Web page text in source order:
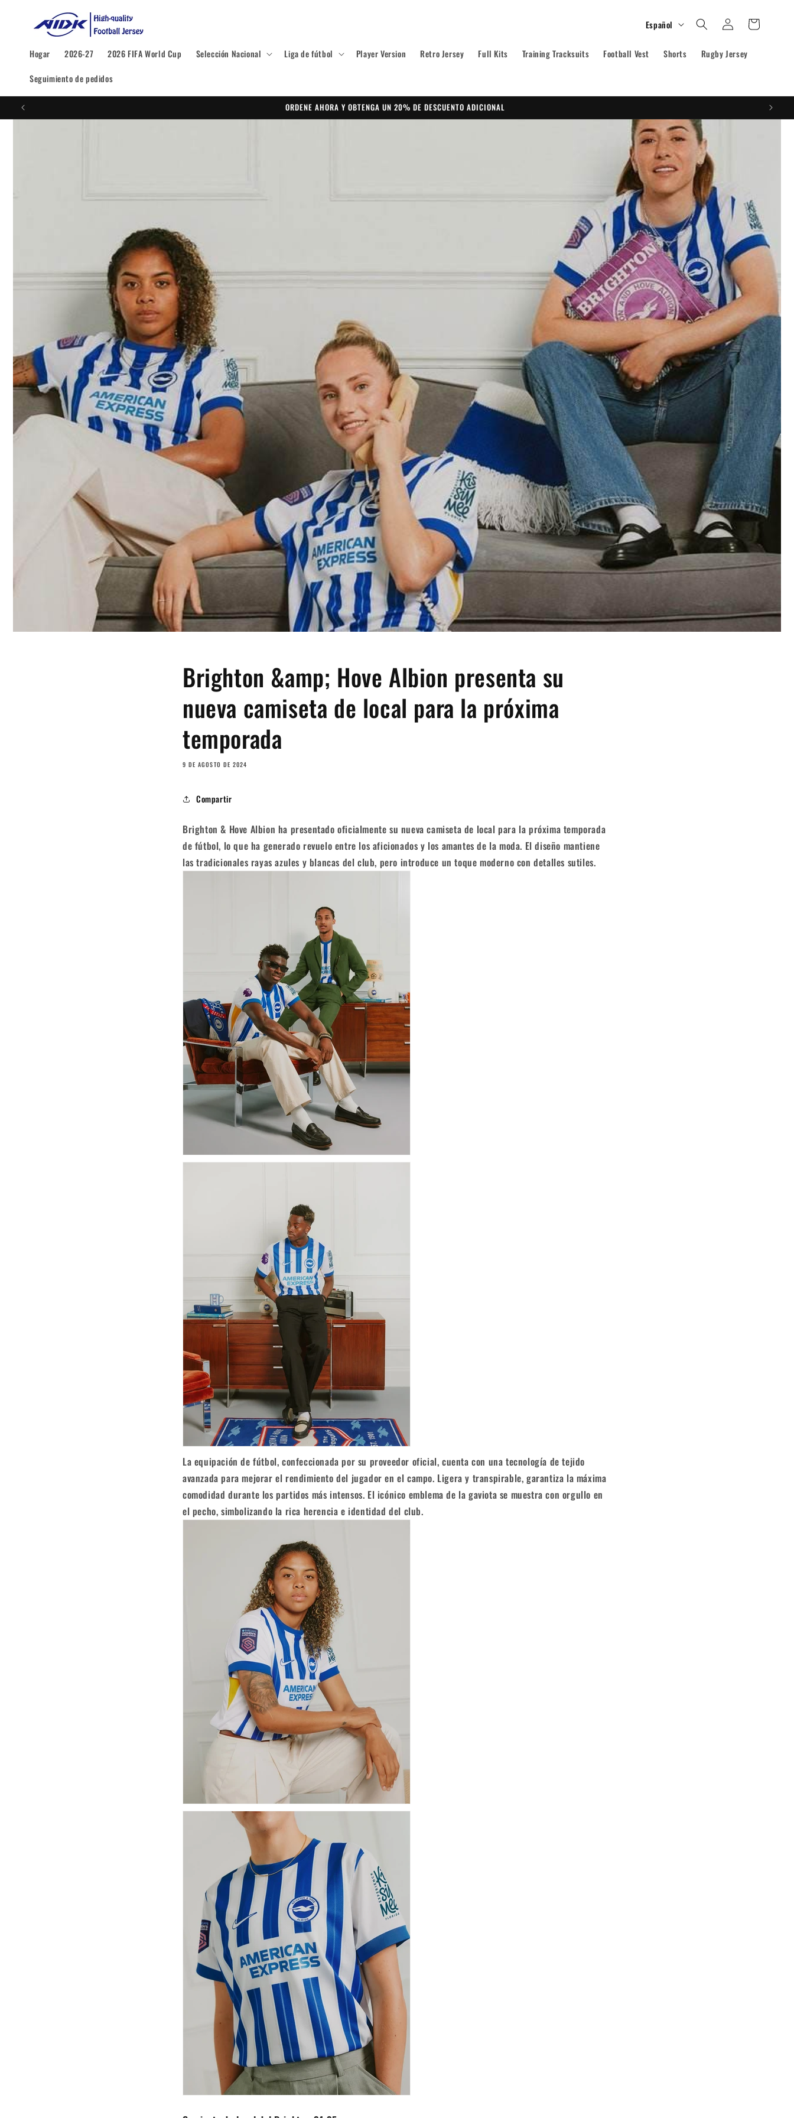
directamente
al contenido
Hogar 2026-27 2026 FIFA World Cup Selección Nacional Liga de fútbol Player Version Retro Jersey Full Kits Training Tracksuits Football Vest Shorts
Rugby Jersey
Seguimiento de pedidos
i
m
Español
Iniciar
sesión
Carrito
ORDENE AHORA Y OBTENGA UN 20% DE DESCUENTO ADICIONAL
Brighton &amp; Hove Albion presenta su
nueva camiseta de local para la próxima
temporada
9 DE AGOSTO DE 2024
Compartir
Brighton & Hove Albion ha presentado oficialmente su nueva camiseta de local para la próxima temporada
de fútbol, ​​lo que ha generado revuelo entre los aficionados y los amantes de la moda. El diseño mantiene
las tradicionales rayas azules y blancas del club, pero introduce un toque moderno con detalles sutiles.
La equipación de fútbol, ​​confeccionada por su proveedor oficial, cuenta con una tecnología de tejido
avanzada para mejorar el rendimiento del jugador en el campo. Ligera y transpirable, garantiza la máxima
comodidad durante los partidos más intensos. El icónico emblema de la gaviota se muestra con orgullo en
el pecho, simbolizando la rica herencia e identidad del club.